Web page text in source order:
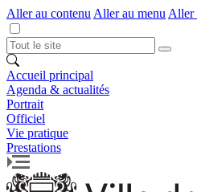
Aller au contenu Aller au menu Aller
Accueil principal
Agenda & actualités
Portrait
Officiel
Vie pratique
Prestations